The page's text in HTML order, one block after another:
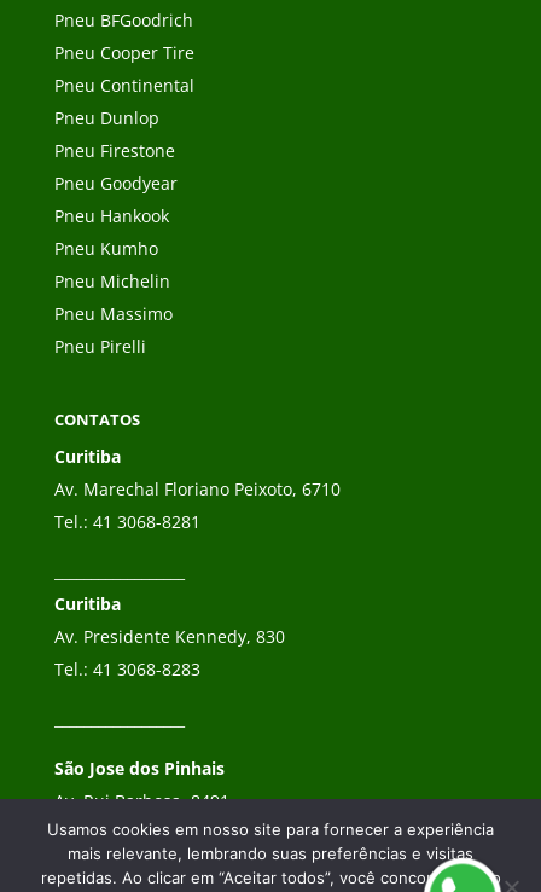
Pneu BFGoodrich
Pneu Cooper Tire
Pneu Continental
Pneu Dunlop
Pneu Firestone
Pneu Goodyear
Pneu Hankook
Pneu Kumho
Pneu Michelin
Pneu Massimo
Pneu Pirelli
CONTATOS
Curitiba
Av. Marechal Floriano Peixoto, 6710
Tel.: 41 3068-8281
Curitiba
Av. Presidente Kennedy, 830
Tel.: 41 3068-8283
São Jose dos Pinhais
Av. Rui Barbosa, 8491
Tel.:41 3068-8282
Usamos cookies em nosso site para fornecer a experiência
mais relevante, lembrando suas preferências e visitas
repetidas. Ao clicar em “Aceitar todos”, você concorda com o